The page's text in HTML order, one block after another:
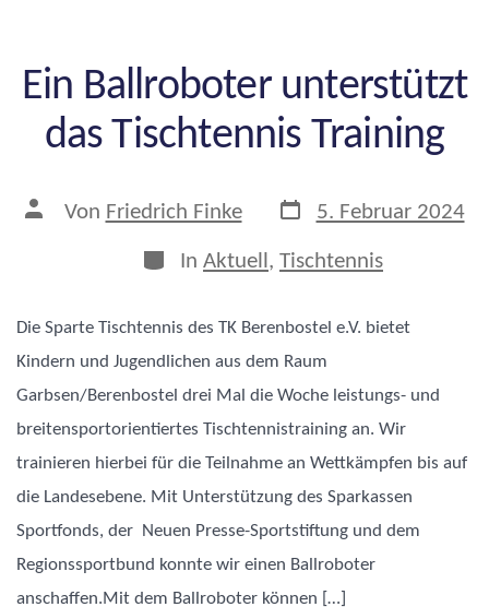
Ein Ballroboter unterstützt
das Tischtennis Training
Beitragsautor
Von Friedrich Finke
5. Februar 2024
Kategorien
In Aktuell , Tischtennis
Die Sparte Tischtennis des TK Berenbostel e.V. bietet
Kindern und Jugendlichen aus dem Raum
Garbsen/Berenbostel drei Mal die Woche leistungs- und
breitensportorientiertes Tischtennistraining an. Wir
trainieren hierbei für die Teilnahme an Wettkämpfen bis auf
die Landesebene. Mit Unterstützung des Sparkassen
Sportfonds, der Neuen Presse-Sportstiftung und dem
Regionssportbund konnte wir einen Ballroboter
anschaffen.Mit dem Ballroboter können […]